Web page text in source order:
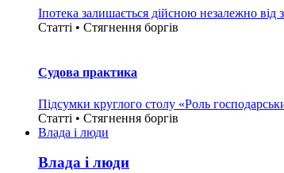
Іпотека залишається дійсною незалежно
Статті • Стягнення боргiв
Судова практика
Підсумки круглого столу «Роль
Статті • Стягнення боргiв
Влада i люди
Влада i люди